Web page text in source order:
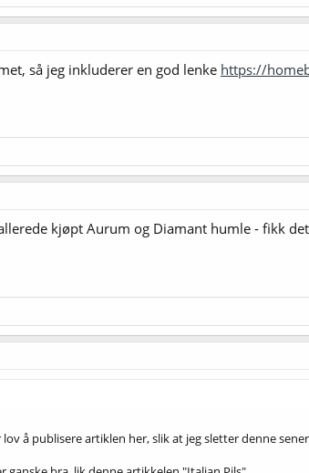
så jeg inkluderer en god lenke https://
kjøpt Aurum og Diamant humle - fikk
å publisere artiklen her, slik at jeg sletter denne